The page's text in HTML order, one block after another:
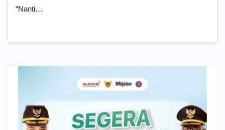
“Nanti…